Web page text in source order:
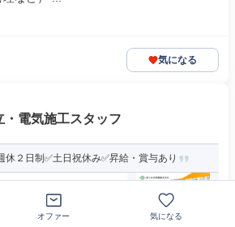
気になる
・電気施工スタッフ
休２日制✅土日祝休み✅昇給・賞与あり
橋市泉沢町
オファー 気になる